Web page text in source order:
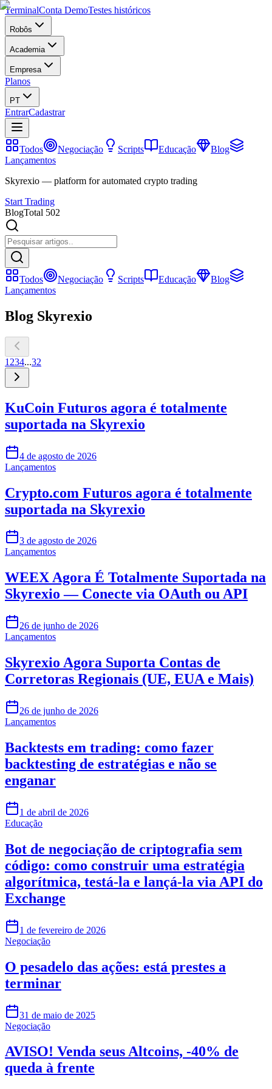
TerminalConta DemoTestes históricos
Robôs
Academia
Empresa
Planos
PT
EntrarCadastrar
Todos Negociação Scripts Educação
Blog
Lançamentos
Skyrexio — platform for automated crypto trading
Start Trading
BlogTotal 502
Todos Negociação Scripts Educação
Blog
Lançamentos
Blog Skyrexio
1 234...32
KuCoin Futuros agora é totalmente
suportada na Skyrexio
4 de agosto de 2026
Lançamentos
Crypto.com Futuros agora é totalmente
suportada na Skyrexio
3 de agosto de 2026
Lançamentos
WEEX Agora É Totalmente Suportada na
Skyrexio — Conecte via OAuth ou API
26 de junho de 2026
Lançamentos
Skyrexio Agora Suporta Contas de
Corretoras Regionais (UE, EUA e Mais)
26 de junho de 2026
Lançamentos
Backtests em trading: como fazer
backtesting de estratégias e não se
enganar
1 de abril de 2026
Educação
Bot de negociação de criptografia sem
código: como construir uma estratégia
algorítmica, testá-la e lançá-la via API do
Exchange
1 de fevereiro de 2026
Negociação
O pesadelo das ações: está prestes a
terminar
31 de maio de 2025
Negociação
AVISO! Venda seus Altcoins, -40% de
queda à frente